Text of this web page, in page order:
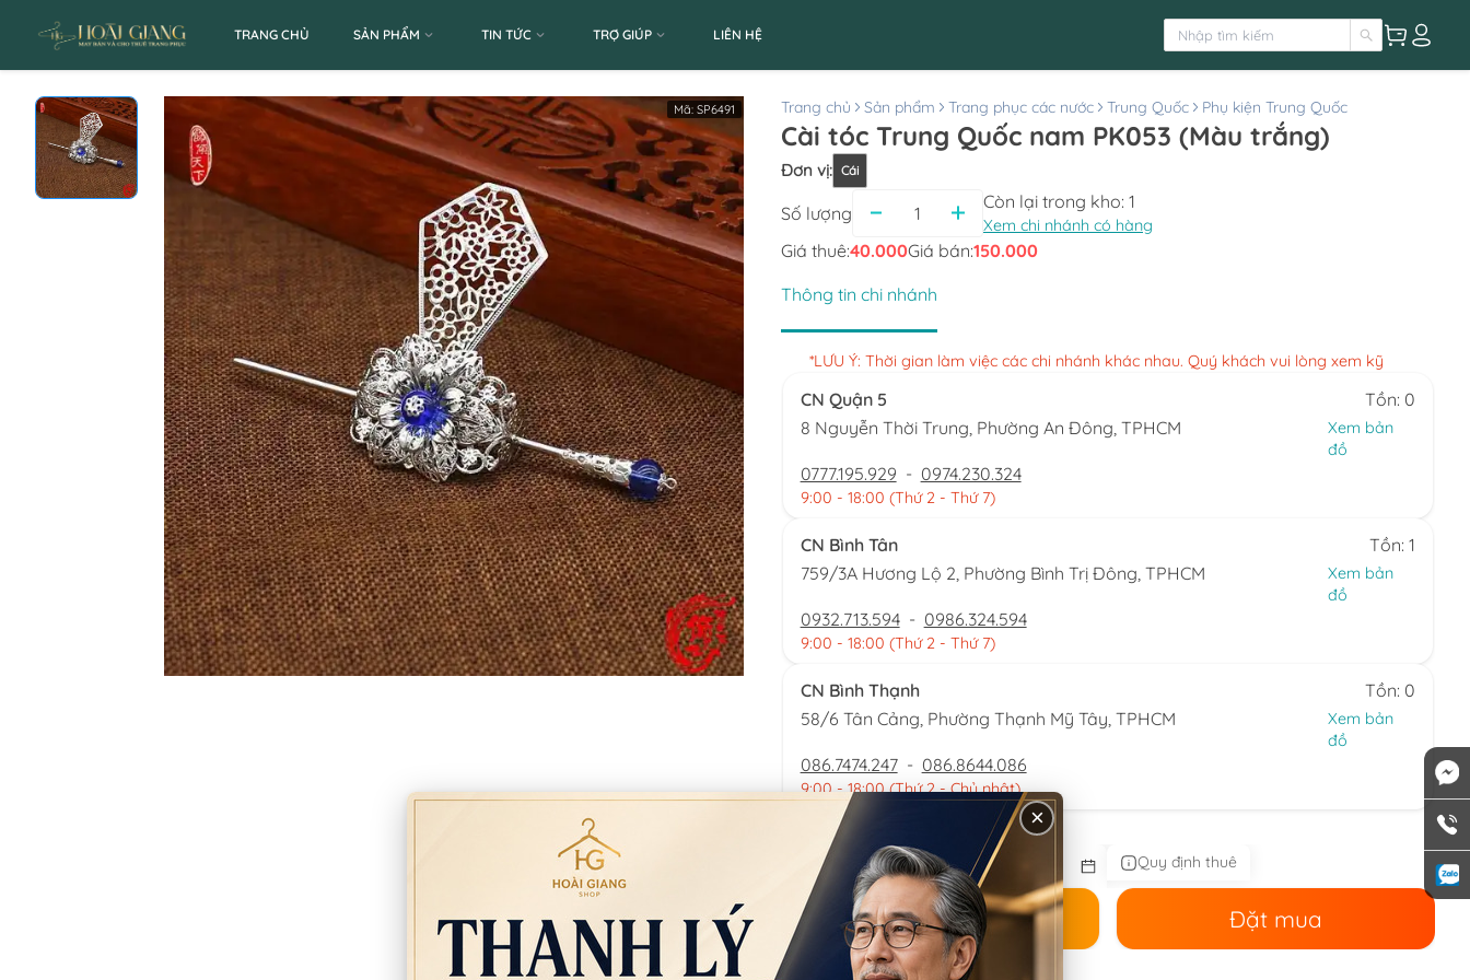
TRANG CHỦ SẢN PHẨM TIN TỨC TRỢ GIÚP LIÊN HỆ
Mã: SP6491 Trang chủ Sản phẩm Trang phục các nước Trung Quốc Phụ kiện Trung Quốc
Cài tóc Trung Quốc nam PK053 (Màu trắng)
Đơn vị: Cái
Số lượng
Còn lại trong kho: 1
Xem chi nhánh có hàng
Giá thuê:40.000Giá bán:150.000
Thông tin chi nhánh
*LƯU Ý: Thời gian làm việc các chi nhánh khác nhau. Quý khách vui lòng xem kỹ
CN Quận 5
Tồn: 0
8 Nguyễn Thời Trung, Phường An Đông, TPHCM
Xem bản
đồ
0777.195.929 - 0974.230.324
9:00 - 18:00 (Thứ 2 - Thứ 7)
CN Bình Tân
Tồn: 1
759/3A Hương Lộ 2, Phường Bình Trị Đông, TPHCM
Xem bản
đồ
0932.713.594 - 0986.324.594
9:00 - 18:00 (Thứ 2 - Thứ 7)
CN Bình Thạnh
Tồn: 0
58/6 Tân Cảng, Phường Thạnh Mỹ Tây, TPHCM
Xem bản
đồ
086.7474.247 - 086.8644.086
9:00 - 18:00 (Thứ 2 - Chủ nhật)
Quy định thuê
Đặt thuê Đặt mua
×